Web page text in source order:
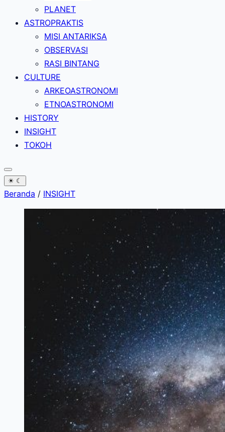
PLANET
ASTROPRAKTIS
MISI ANTARIKSA
OBSERVASI
RASI BINTANG
CULTURE
ARKEOASTRONOMI
ETNOASTRONOMI
HISTORY
INSIGHT
TOKOH
☀ ☾
Beranda / INSIGHT